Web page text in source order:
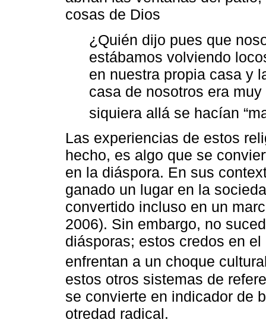
cosas de Dios
¿Quién dijo pues que
estábamos volviendo
en nuestra propia casa y
casa de nosotros era
siquiera allá se hacían
Las experiencias de estos
hecho, es algo que se
en la diáspora. En sus
ganado un lugar en la
convertido incluso en un
2006). Sin embargo, no
diásporas; estos credos en
enfrentan a un choque
estos otros sistemas de
se convierte en indicador de
otredad radical.